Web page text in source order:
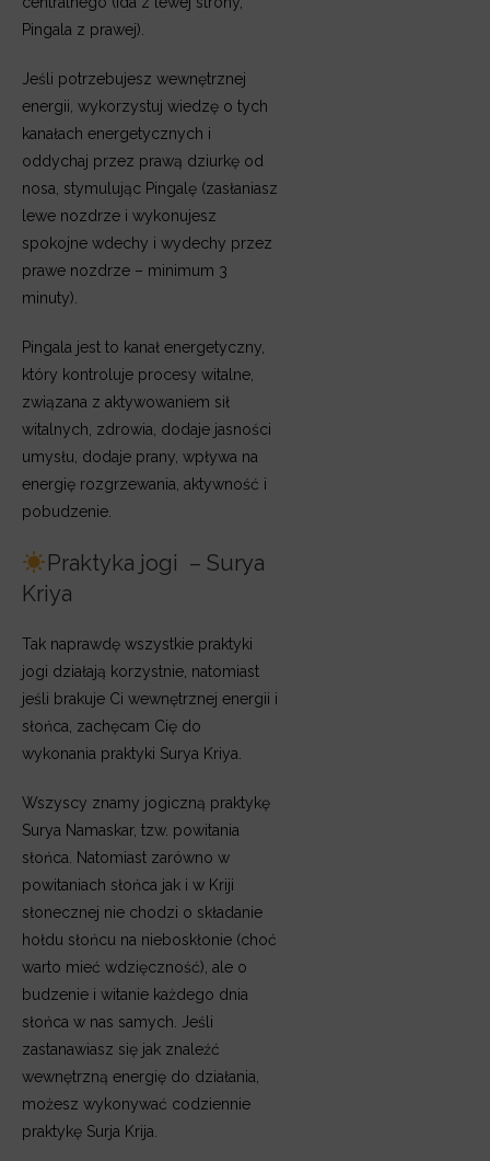
Pingala z prawej).
Jeśli potrzebujesz wewnętrznej
energii, wykorzystuj wiedzę o tych
kanałach energetycznych i
oddychaj przez prawą dziurkę od
nosa, stymulując Pingalę (zasłaniasz
lewe nozdrze i wykonujesz
spokojne wdechy i wydechy przez
prawe nozdrze – minimum 3
minuty).
Pingala jest to kanał energetyczny,
który kontroluje procesy witalne,
związana z aktywowaniem sił
witalnych, zdrowia, dodaje jasności
umysłu, dodaje prany, wpływa na
energię rozgrzewania, aktywność i
pobudzenie.
Praktyka jogi – Surya
Kriya
Tak naprawdę wszystkie praktyki
jogi działają korzystnie, natomiast
jeśli brakuje Ci wewnętrznej energii i
słońca, zachęcam Cię do
wykonania praktyki Surya Kriya.
Wszyscy znamy jogiczną praktykę
Surya Namaskar, tzw. powitania
słońca. Natomiast zarówno w
powitaniach słońca jak i w Kriji
słonecznej nie chodzi o składanie
hołdu słońcu na nieboskłonie (choć
warto mieć wdzięczność), ale o
budzenie i witanie każdego dnia
słońca w nas samych. Jeśli
zastanawiasz się jak znaleźć
wewnętrzną energię do działania,
możesz wykonywać codziennie
praktykę Surja Krija.